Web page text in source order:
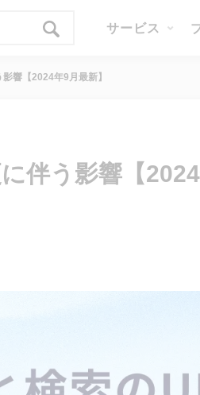
サービス
響【2024年9月最新】
伴う影響【